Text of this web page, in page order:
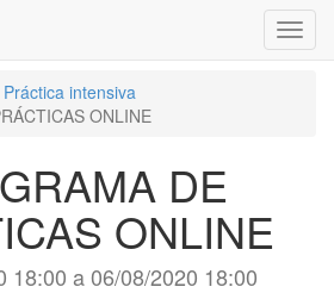
Práctica intensiva
ONLINE
DE
ONLINE
18:00 a06/08/2020 18:00